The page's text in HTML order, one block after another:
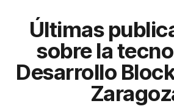
Últimas
sobre la
Desarrollo